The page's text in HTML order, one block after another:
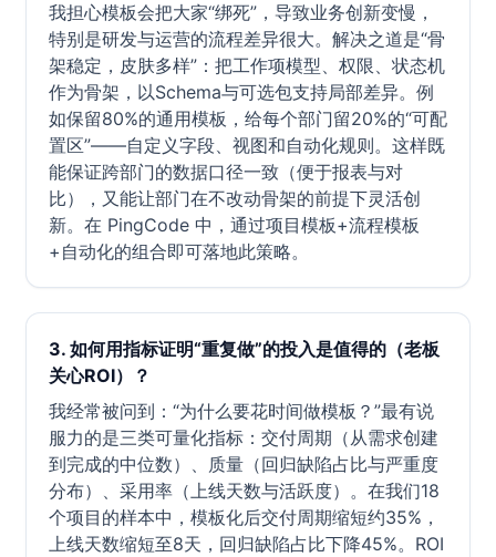
我担心模板会把大家“绑死”，导致业务创新变慢，
特别是研发与运营的流程差异很大。解决之道是“骨
架稳定，皮肤多样”：把工作项模型、权限、状态机
作为骨架，以Schema与可选包支持局部差异。例
如保留80%的通用模板，给每个部门留20%的“可配
置区”——自定义字段、视图和自动化规则。这样既
能保证跨部门的数据口径一致（便于报表与对
比），又能让部门在不改动骨架的前提下灵活创
新。在 PingCode 中，通过项目模板+流程模板
+自动化的组合即可落地此策略。
3. 如何用指标证明“重复做”的投入是值得的（老板
关心ROI）？
我经常被问到：“为什么要花时间做模板？”最有说
服力的是三类可量化指标：交付周期（从需求创建
到完成的中位数）、质量（回归缺陷占比与严重度
分布）、采用率（上线天数与活跃度）。在我们18
个项目的样本中，模板化后交付周期缩短约35%，
上线天数缩短至8天，回归缺陷占比下降45%。ROI